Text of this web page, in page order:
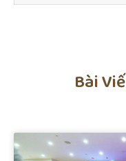
Bài